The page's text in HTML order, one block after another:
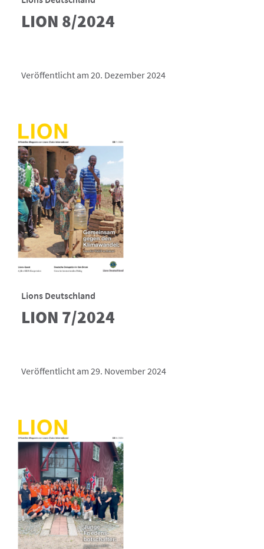
LION 8/2024
Veröffentlicht am 20. Dezember 2024
Lions Deutschland
LION 7/2024
Veröffentlicht am 29. November 2024